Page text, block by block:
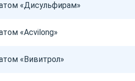
«Дисульфирам»
«Acvilong»
«Вивитрол»